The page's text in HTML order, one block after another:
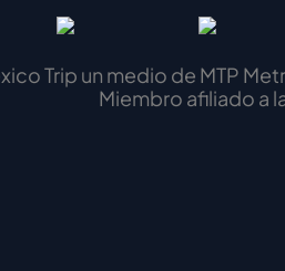
Trip un medio de MTP
Miembro afiliado a